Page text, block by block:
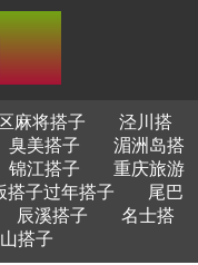
麻将搭子
泾川搭
臭美搭子
湄洲岛搭
锦江搭子
重庆旅游
搭子过年搭子
尾巴
辰溪搭子
名士搭
搭子